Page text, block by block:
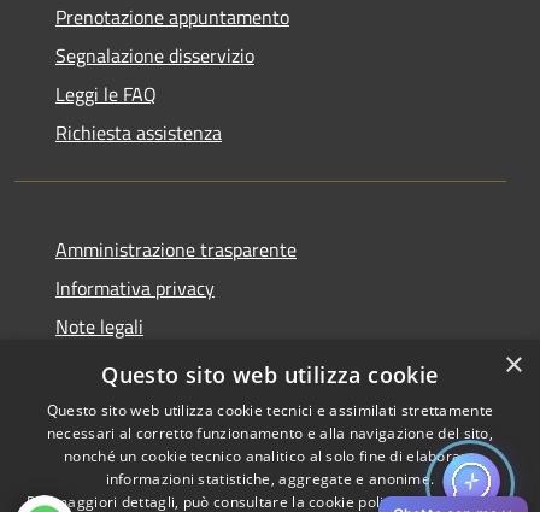
Prenotazione appuntamento
Segnalazione disservizio
Leggi le FAQ
Richiesta assistenza
Amministrazione trasparente
Informativa privacy
Note legali
Dichiarazione di accessibilità
Copyright © 2026 • Comune di
×
Questo sito web utilizza cookie
Questo sito web utilizza cookie tecnici e assimilati strettamente
necessari al corretto funzionamento e alla navigazione del sito,
nonché un cookie tecnico analitico al solo fine di elaborare
informazioni statistiche, aggregate e anonime.
Per maggiori dettagli, può consultare la cookie policy al seguentelink